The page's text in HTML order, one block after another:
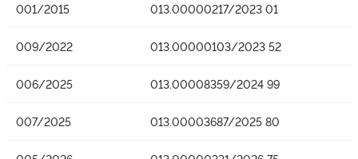
001/2015 013.00000217/2023 01
009/2022 013.00000103/2023 52
006/2025 013.00008359/2024 99
007/2025 013.00003687/2025 80